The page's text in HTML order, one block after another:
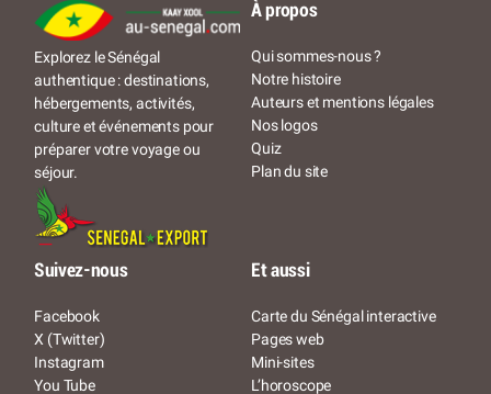
Explorez le Sénégal
authentique : destinations,
hébergements, activités,
culture et événements pour
préparer votre voyage ou
séjour.
À propos
Qui sommes-nous ?
Notre histoire
Auteurs et mentions légales
Nos logos
Quiz
Plan du site
Suivez-nous
Facebook
X (Twitter)
Instagram
You Tube
Et aussi
Carte du Sénégal interactive
Pages web
Mini-sites
L’horoscope